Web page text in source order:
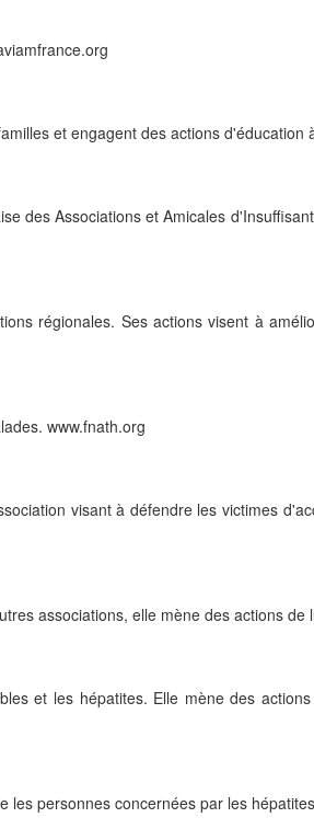
et engagent des actions d'éducation
des Associations et Amicales
régionales. Ses actions visent à
www.fnath.org
visant à défendre les victimes
associations, elle mène des actions
et les hépatites. Elle mène des
personnes concernées par les